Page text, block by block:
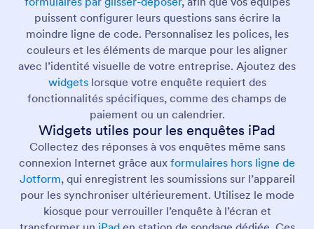
puissent configurer leurs questions sans écrire la
moindre ligne de code. Personnalisez les polices, les
couleurs et les éléments de marque pour les aligner
avec l’identité visuelle de votre entreprise. Ajoutez des
widgetslorsque votre enquête requiert des
fonctionnalités spécifiques, comme des champs de
paiement ou un calendrier.
Widgets utiles pour les enquêtes iPad
Collectez des réponses à vos enquêtes même sans
connexion Internet grâce aux formulaires hors ligne de
Jotform, qui enregistrent les soumissions sur l’appareil
pour les synchroniser ultérieurement. Utilisez le mode
kiosque pour verrouiller l’enquête à l’écran et